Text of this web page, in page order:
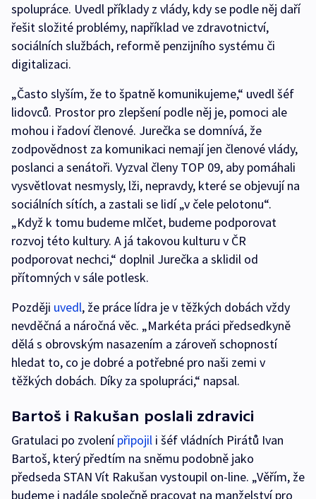
spolupráce. Uvedl příklady z vlády, kdy se podle něj daří
řešit složité problémy, například ve zdravotnictví,
sociálních službách, reformě penzijního systému či
digitalizaci.
„Často slyším, že to špatně komunikujeme,“ uvedl šéf
lidovců. Prostor pro zlepšení podle něj je, pomoci ale
mohou i řadoví členové. Jurečka se domnívá, že
zodpovědnost za komunikaci nemají jen členové vlády,
poslanci a senátoři. Vyzval členy TOP 09, aby pomáhali
vysvětlovat nesmysly, lži, nepravdy, které se objevují na
sociálních sítích, a zastali se lidí „v čele pelotonu“.
„Když k tomu budeme mlčet, budeme podporovat
rozvoj této kultury. A já takovou kulturu v ČR
podporovat nechci,“ doplnil Jurečka a sklidil od
přítomných v sále potlesk.
Později uvedl, že práce lídra je v těžkých dobách vždy
nevděčná a náročná věc. „Markéta práci předsedkyně
dělá s obrovským nasazením a zároveň schopností
hledat to, co je dobré a potřebné pro naši zemi v
těžkých dobách. Díky za spolupráci,“ napsal.
Bartoš i Rakušan poslali zdravici
Gratulaci po zvolenípřipojil i šéf vládních Pirátů Ivan
Bartoš, který předtím na sněmu podobně jako
předseda STAN Vít Rakušan vystoupil on-line. „Věřím, že
budeme i nadále společně pracovat na manželství pro